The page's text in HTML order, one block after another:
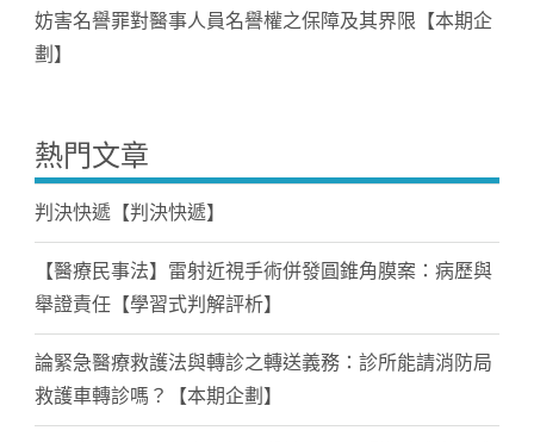
妨害名譽罪對醫事人員名譽權之保障及其界限【本期企
劃】
熱門文章
判決快遞【判決快遞】
【醫療民事法】雷射近視手術併發圓錐角膜案：病歷與
舉證責任【學習式判解評析】
論緊急醫療救護法與轉診之轉送義務：診所能請消防局
救護車轉診嗎？【本期企劃】